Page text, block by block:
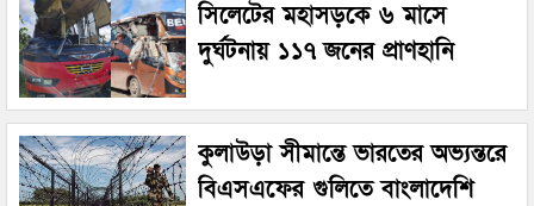
সিলেটের মহাসড়কে ৬ মাসে
দুর্ঘটনায় ১১৭ জনের প্রাণহানি
কুলাউড়া সীমান্তে ভারতের অভ্যন্তরে
বিএসএফের গুলিতে বাংলাদেশি